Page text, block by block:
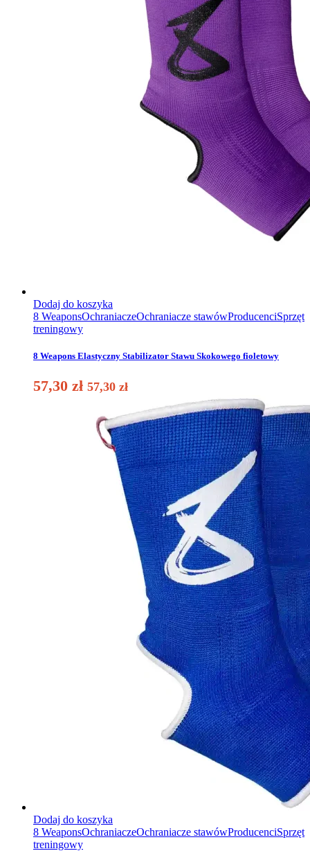
Dodaj do koszyka
8 WeaponsOchraniaczeOchraniacze stawówProducenciSprzęt
treningowy
8 Weapons Elastyczny Stabilizator Stawu Skokowego fioletowy
57,30 zł 57,30 zł
Dodaj do koszyka
8 WeaponsOchraniaczeOchraniacze stawówProducenciSprzęt
treningowy